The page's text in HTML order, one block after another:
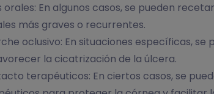
En algunos casos, se pueden
más graves o recurrentes.
oclusivo: En situaciones específicas,
la cicatrización de la úlcera.
terapéuticos: En ciertos casos, se